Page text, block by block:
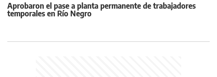
Aprobaron el pase a planta permanente de trabajadores
temporales en Río Negro